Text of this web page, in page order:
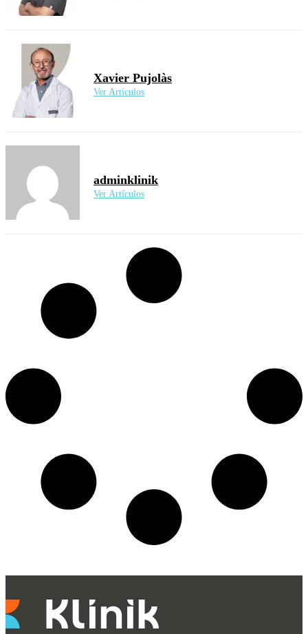
Xavier Pujolàs
Ver Artículos
adminklinik
Ver Artículos